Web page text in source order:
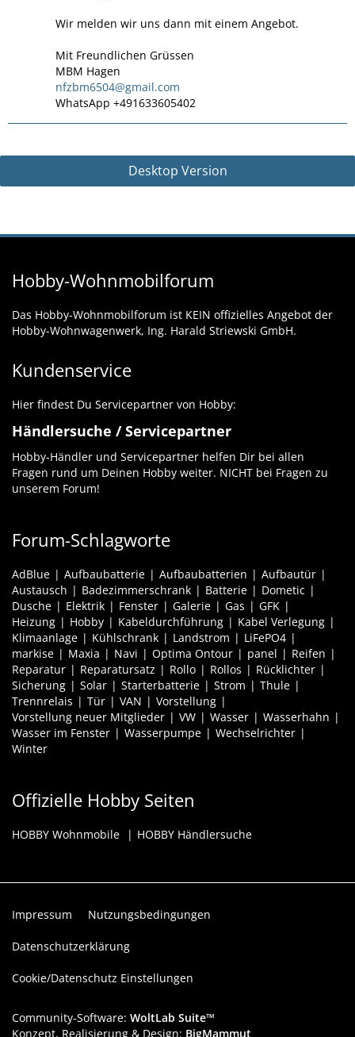
Wir melden wir uns dann mit einem Angebot.
Mit Freundlichen Grüssen
MBM Hagen
nfzbm6504@gmail.com
WhatsApp +491633605402
Desktop Version
Hobby-Wohnmobilforum
Das Hobby-Wohnmobilforum ist KEIN offizielles Angebot der
Hobby-Wohnwagenwerk, Ing. Harald Striewski GmbH.
Kundenservice
Hier findest Du Servicepartner von Hobby:
Händlersuche / Servicepartner
Hobby-Händler und Servicepartner helfen Dir bei allen
Fragen rund um Deinen Hobby weiter. NICHT bei Fragen zu
unserem Forum!
Forum-Schlagworte
AdBlue Aufbaubatterie Aufbaubatterien
Aufbautür
Austausch
Badezimmerschrank Batterie
Dometic
Dusche
Elektrik Fenster Galerie Gas
GFK
Heizung
Hobby Kabeldurchführung
Kabel Verlegung
Klimaanlage
Kühlschrank Landstrom
LiFePO4
markise
Maxia Navi Optima Ontour panel
Reifen
Reparatur
Reparatursatz Rollo Rollos
Rücklichter
Sicherung
Solar Starterbatterie Strom
Thule
Trennrelais
Tür VAN
Vorstellung
Vorstellung neuer Mitglieder
VW Wasser
Wasserhahn
Wasser im Fenster
Wasserpumpe
Wechselrichter
Winter
Offizielle Hobby Seiten
HOBBY Wohnmobile HOBBY Händlersuche
Impressum Nutzungsbedingungen
Datenschutzerklärung
Cookie/Datenschutz Einstellungen
Community-Software: WoltLab Suite™
Konzept, Realisierung & Design: BigMammut